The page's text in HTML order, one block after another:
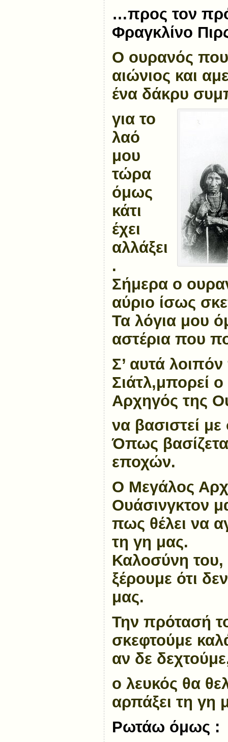
…προς τον
Φραγκλίνο
Ο ουρανός που
αιώνιος και
ένα δάκρυ
για το
λαό
μου
τώρα
όμως
κάτι
έχει
αλλάξει
.
Σήμερα ο
αύριο ίσως
Τα λόγια μου
αστέρια που
Σ’ αυτά
Σιάτλ,μπορεί
Αρχηγός της
να βασιστεί με
Όπως
εποχών.
Ο Μεγάλος
Ουάσινγκτον
πως θέλει να
τη γη μας.
Καλοσύνη
ξέρουμε ότι
μας.
Την πρότασή
σκεφτούμε
αν δε
ο λευκός θα
αρπάξει τη γη
Ρωτάω όμως :